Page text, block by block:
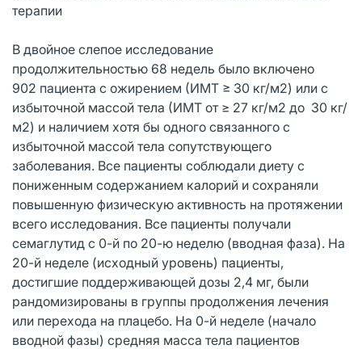
терапии
В двойное слепое исследование
продолжительностью 68 недель было включено
902 пациента с ожирением (ИМТ ≥ 30 кг/м2) или с
избыточной массой тела (ИМТ от ≥ 27 кг/м2 до 30 кг/
м2) и наличием хотя бы одного связанного с
избыточной массой тела сопутствующего
заболевания. Все пациенты соблюдали диету с
пониженным содержанием калорий и сохраняли
повышенную физическую активность на протяжении
всего исследования. Все пациенты получали
семаглутид с 0-й по 20-ю неделю (вводная фаза). На
20-й неделе (исходный уровень) пациенты,
достигшие поддерживающей дозы 2,4 мг, были
рандомизированы в группы продолжения лечения
или перехода на плацебо. На 0-й неделе (начало
вводной фазы) средняя масса тела пациентов